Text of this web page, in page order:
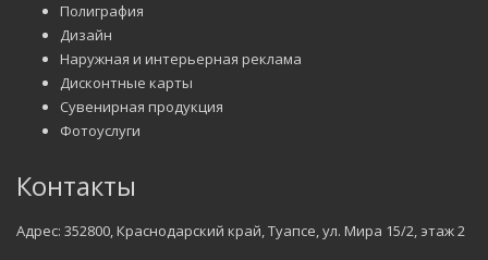
Полиграфия
Дизайн
Наружная и интерьерная реклама
Дисконтные карты
Сувенирная продукция
Фотоуслуги
Контакты
Адрес: 352800, Краснодарский край, Туапсе, ул. Мира 15/2, этаж 2